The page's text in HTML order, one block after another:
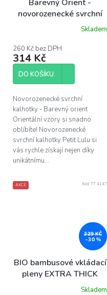
Barevný Orient -
novorozenecké svrchní
Skladem
260 Kč bez DPH
314 Kč
DO KOŠÍKU
Novorozenecké svrchní
kalhotky - Barevný orient
Orientální vzory si snadno
oblíbíte! Novorozenecké
svrchní kalhotky Petit Lulu si
vás rychle získají nejen díky
unikátnímu...
AKCE
229 KČ
–30 %
BIO bambusové vkládací
pleny EXTRA THICK
Skladem
Kód: TT 4147